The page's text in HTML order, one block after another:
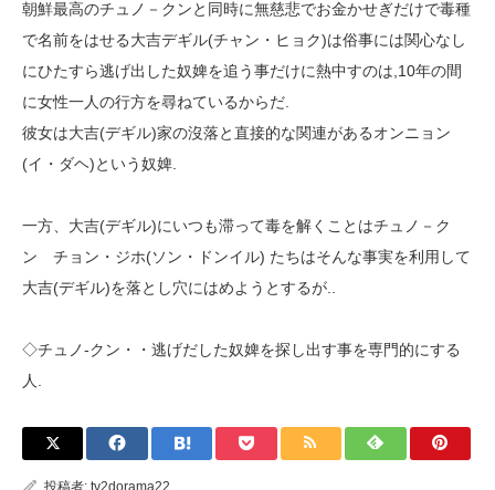
朝鮮最高のチュノ－クンと同時に無慈悲でお金かせぎだけで毒種
で名前をはせる大吉デギル(チャン・ヒョク)は俗事には関心なし
にひたすら逃げ出した奴婢を追う事だけに熱中すのは,10年の間
に女性一人の行方を尋ねているからだ.
彼女は大吉(デギル)家の沒落と直接的な関連があるオンニョン
(イ・ダヘ)という奴婢.
一方、大吉(デギル)にいつも滞って毒を解くことはチュノ－ク
ン チョン・ジホ(ソン・ドンイル) たちはそんな事実を利用して
大吉(デギル)を落とし穴にはめようとするが..
◇チュノ-クン・・逃げだした奴婢を探し出す事を専門的にする
人.
投稿者: tv2dorama22